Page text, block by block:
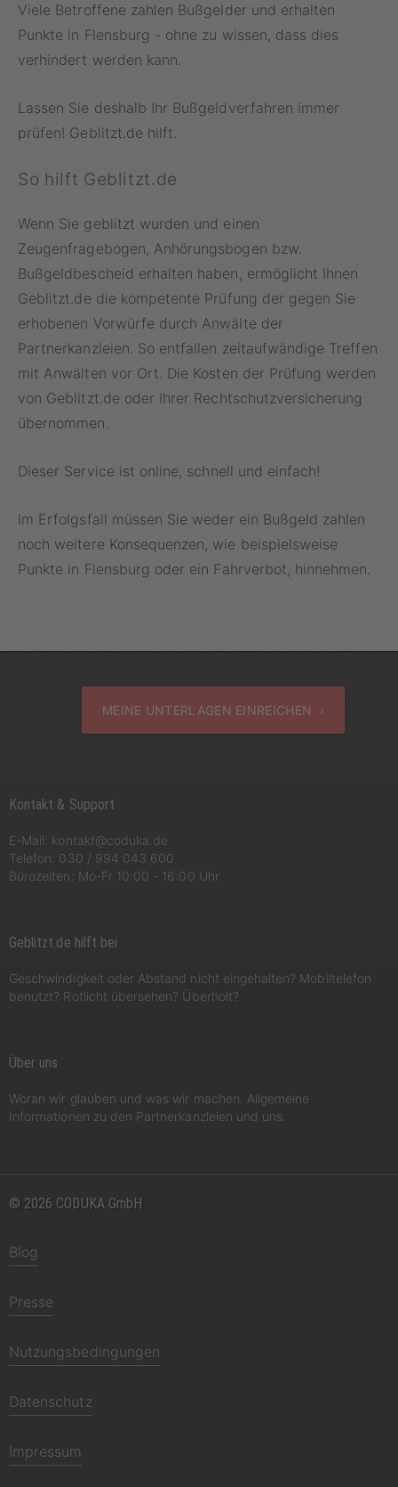
Viele Betroffene zahlen Bußgelder und erhalten
Punkte in Flensburg - ohne zu wissen, dass dies
verhindert werden kann.
Lassen Sie deshalb Ihr Bußgeldverfahren immer
prüfen! Geblitzt.de hilft.
So hilft Geblitzt.de
Wenn Sie geblitzt wurden und einen
Zeugenfragebogen, Anhörungsbogen bzw.
Bußgeldbescheid erhalten haben, ermöglicht Ihnen
Geblitzt.de die kompetente Prüfung der gegen Sie
erhobenen Vorwürfe durch Anwälte der
Partnerkanzleien. So entfallen zeitaufwändige Treffen
mit Anwälten vor Ort. Die Kosten der Prüfung werden
von Geblitzt.de oder Ihrer Rechtschutzversicherung
übernommen.
Dieser Service ist online, schnell und einfach!
Im Erfolgsfall müssen Sie weder ein Bußgeld zahlen
noch weitere Konsequenzen, wie beispielsweise
Punkte in Flensburg oder ein Fahrverbot, hinnehmen.
MEINE UNTERLAGEN EINREICHEN ›
Kontakt & Support
E-Mail: kontakt@coduka.de
Telefon: 030 / 994 043 600
Bürozeiten: Mo-Fr 10:00 - 16:00 Uhr
Geblitzt.de hilft bei
Geschwindigkeit oder Abstand nicht eingehalten? Mobiltelefon
benutzt? Rotlicht übersehen? Überholt?
Über uns
Woran wir glauben und was wir machen. Allgemeine
Informationen zu den Partnerkanzleien und uns.
© 2026 CODUKA GmbH
Blog
Presse
Nutzungsbedingungen
Datenschutz
Impressum